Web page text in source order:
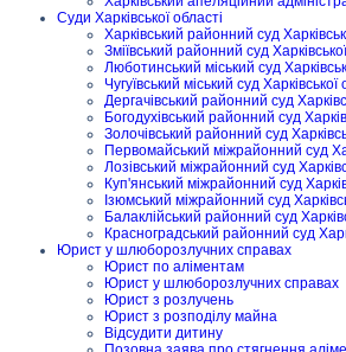
Суди Харківської області
Харківський районний суд
Зміївський районний суд
Люботинський міський суд
Чугуївський міський суд Харківської
Дергачівський районний суд
Богодухівський районний суд
Золочівський районний суд
Первомайський міжрайонний суд
Лозівський міжрайонний суд
Куп'янський міжрайонний суд
Ізюмський міжрайонний суд
Балаклійський районний суд
Красноградський районний суд
Юрист у шлюборозлучних справах
Юрист по аліментам
Юрист у шлюборозлучних справах
Юрист з розлучень
Юрист з розподілу майна
Відсудити дитину